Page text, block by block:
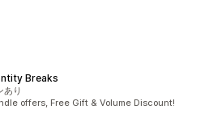
Breaks
あり
offers, Free Gift & Volume Discount!